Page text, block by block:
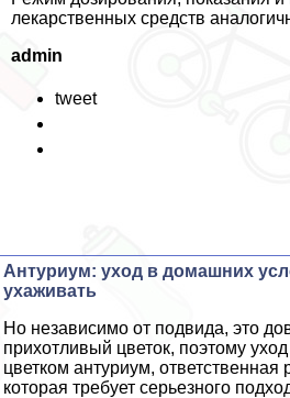
лекарственных средств
admin
tweet
Антуриум: уход в домашних
ухаживать
Но независимо от подвида, это
прихотливый цветок, поэтому уход
цветком антуриум, ответственная
которая требует серьезного